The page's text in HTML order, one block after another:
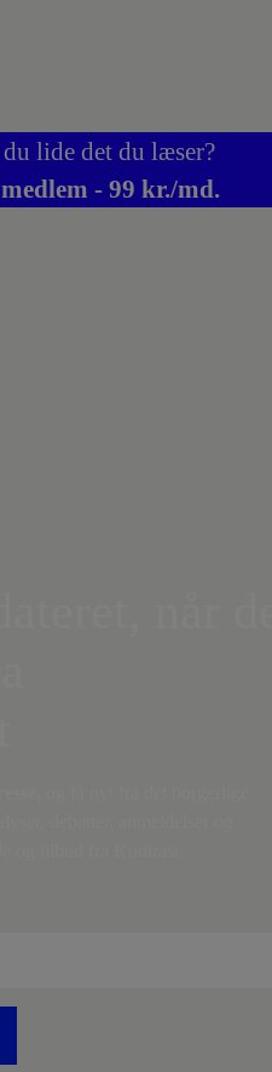
lide det du læser?
- 99 kr./md.